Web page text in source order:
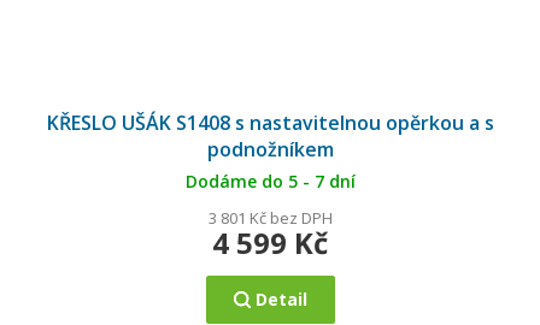
KŘESLO UŠÁK S1408 s nastavitelnou opěrkou a s
podnožníkem
Dodáme do 5 - 7 dní
3 801 Kč bez DPH
4 599 Kč
Detail